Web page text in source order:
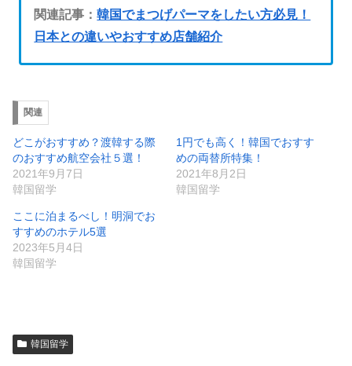
関連記事：韓国でまつげパーマをしたい方必見！
日本との違いやおすすめ店舗紹介
関連
どこがおすすめ？渡韓する際
のおすすめ航空会社５選！
2021年9月7日
韓国留学
1円でも高く！韓国でおすす
めの両替所特集！
2021年8月2日
韓国留学
ここに泊まるべし！明洞でお
すすめのホテル5選
2023年5月4日
韓国留学
韓国留学